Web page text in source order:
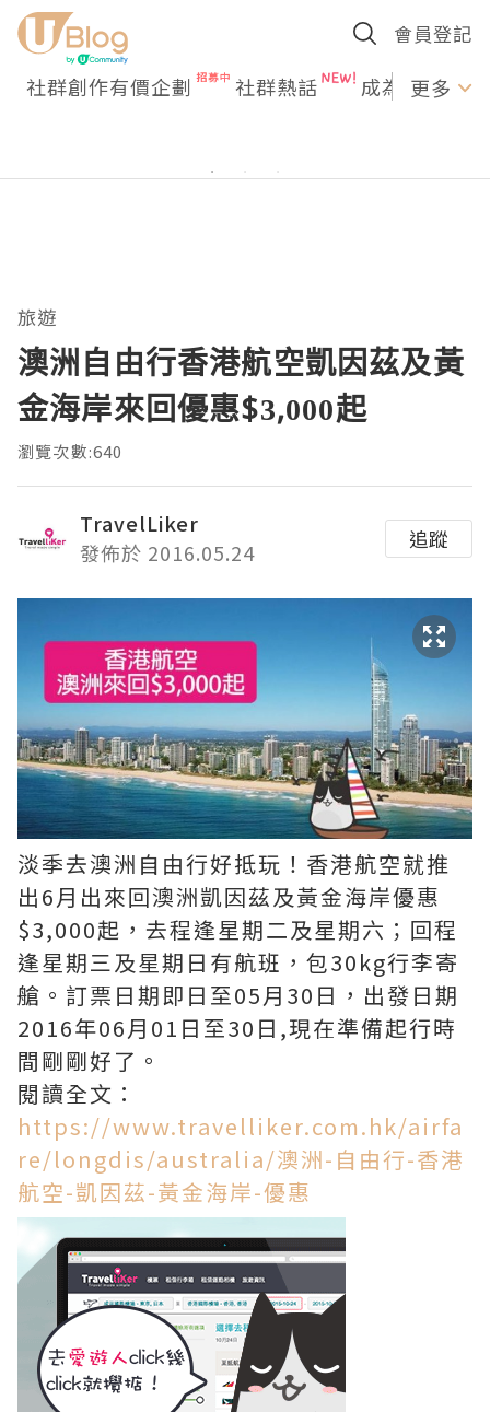
會員登記
社群創作有價企劃 社群熱話 成為U更多
旅遊
澳洲自由行香港航空凱因茲及黃
金海岸來回優惠$3,000起
瀏覽次數:640
TravelLiker
發佈於 2016.05.24
追蹤
淡季去澳洲自由行好抵玩！香港航空就推
出6月出來回澳洲凱因茲及黃金海岸優惠
$3,000起，去程逢星期二及星期六；回程
逢星期三及星期日有航班，包30kg行李寄
艙。訂票日期即日至05月30日，出發日期
2016年06月01日至30日,現在準備起行時
間剛剛好了。
閱讀全文：
https://www.travelliker.com.hk/airfa
re/longdis/australia/澳洲-自由行-香港
航空-凱因茲-黃金海岸-優惠